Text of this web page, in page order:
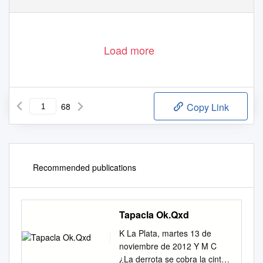
Load more
68 Copy Link
Recommended publications
Tapacla Ok.Qxd
K La Plata, martes 13 de
noviembre de 2012 Y M C
¿La derrota se cobra la cinta?